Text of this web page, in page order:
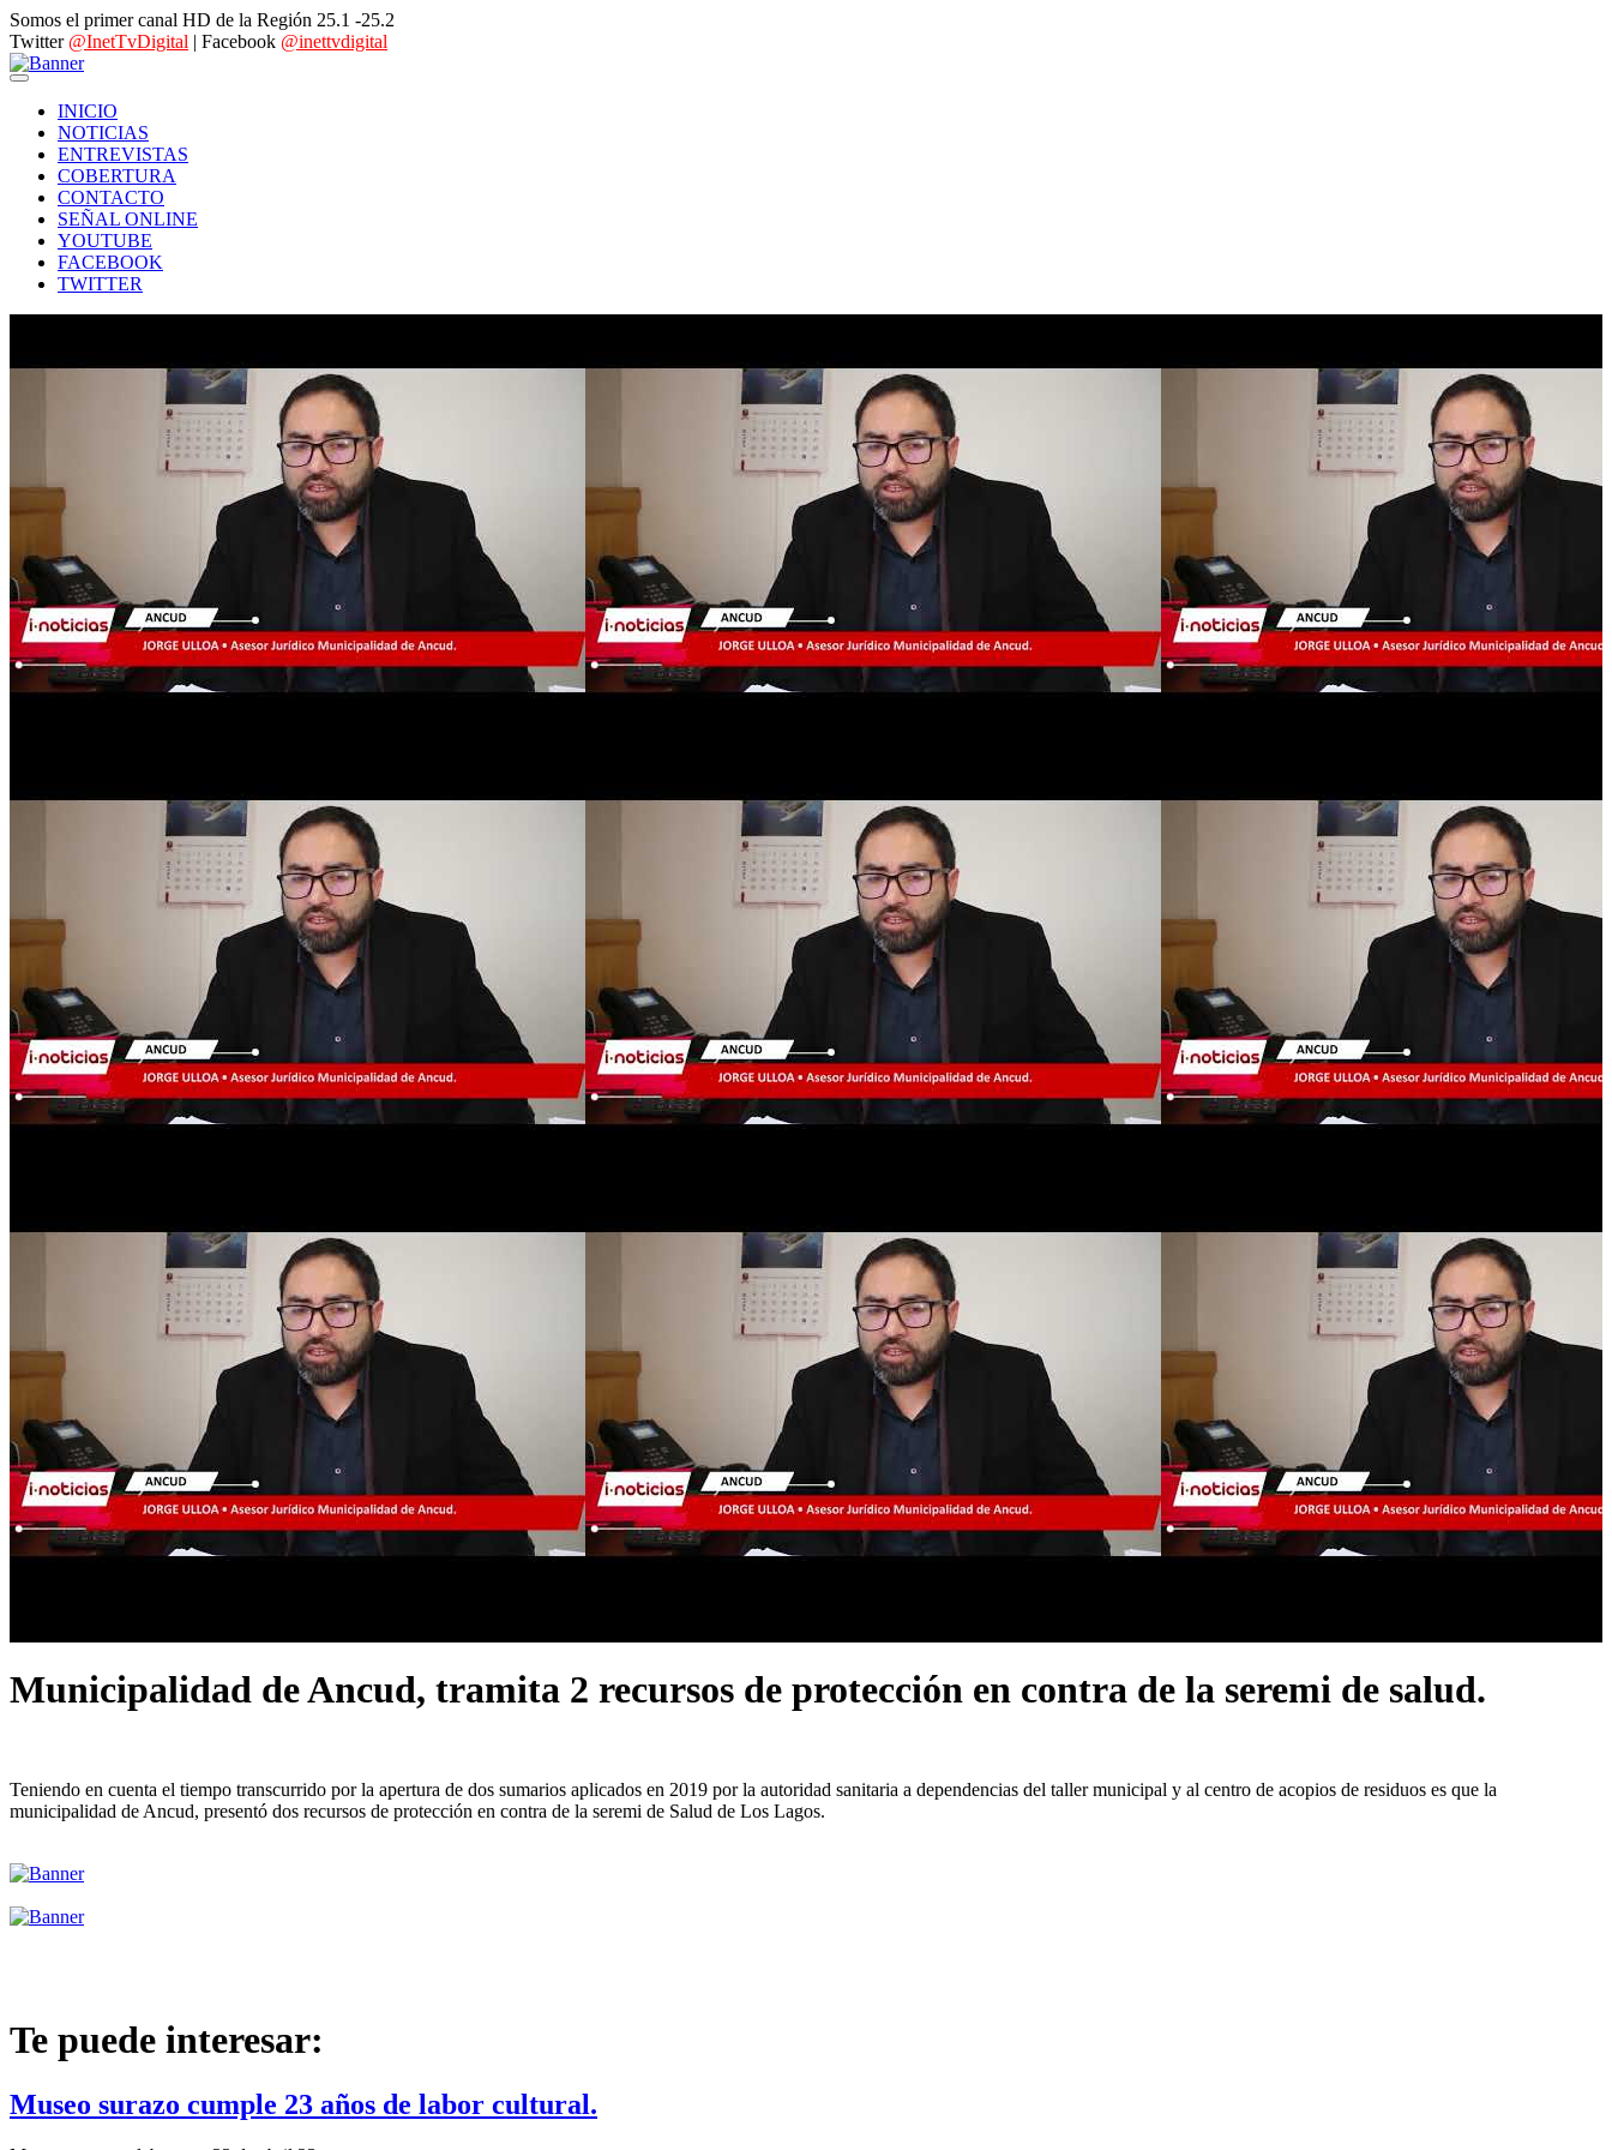
Somos el primer canal HD de la Región 25.1 -25.2
Twitter @InetTvDigital | Facebook @inettvdigital
INICIO
NOTICIAS
ENTREVISTAS
COBERTURA
CONTACTO
SEÑAL ONLINE
YOUTUBE
FACEBOOK
TWITTER
Municipalidad de Ancud, tramita 2 recursos de protección en contra de la seremi de salud.
Teniendo en cuenta el tiempo transcurrido por la apertura de dos sumarios aplicados en 2019 por la autoridad sanitaria a dependencias del taller municipal y al centro de acopios de residuos es que la
municipalidad de Ancud, presentó dos recursos de protección en contra de la seremi de Salud de Los Lagos.
Te puede interesar:
Museo surazo cumple 23 años de labor cultural.